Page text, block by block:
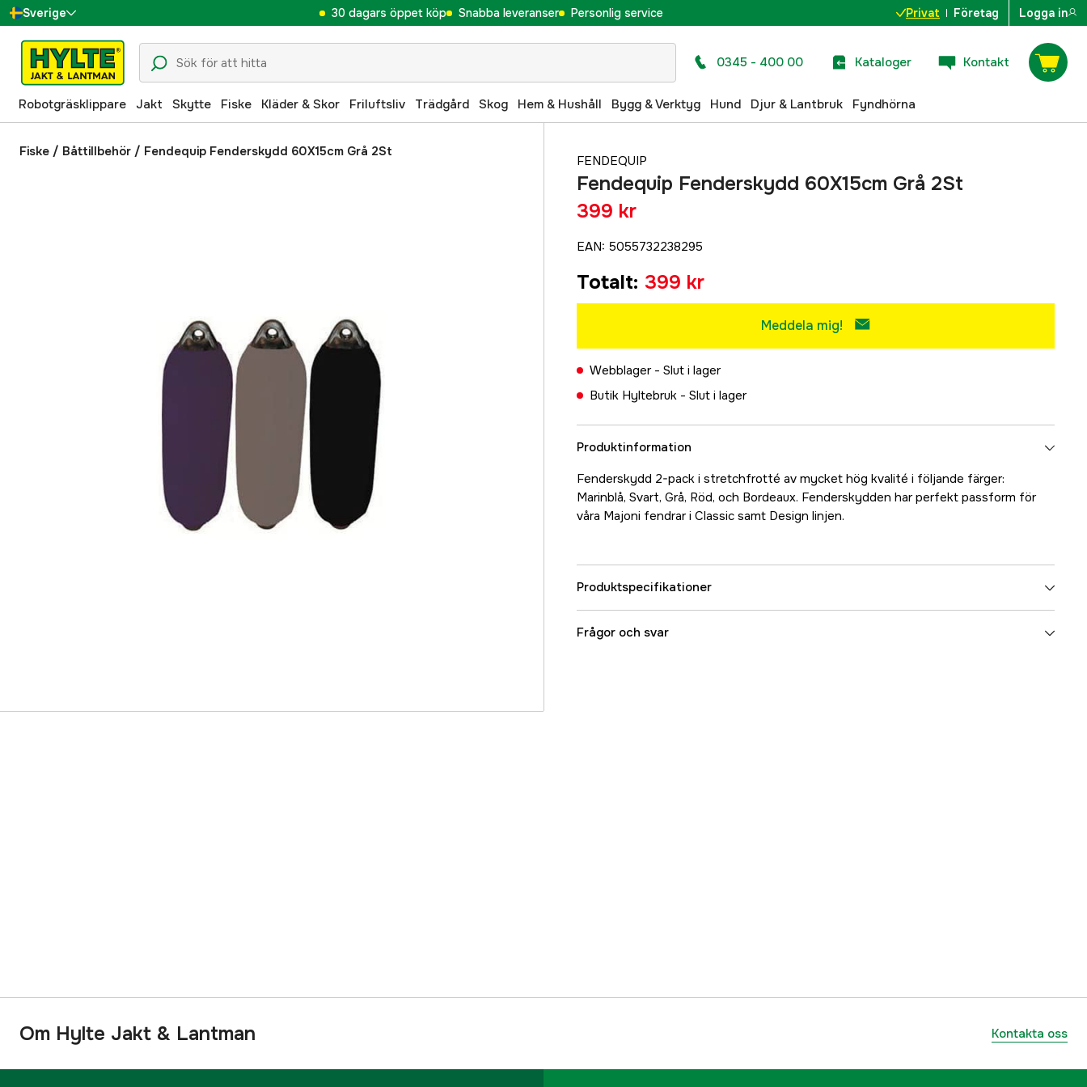
Sverige
Danmark
Suomi
Norge
Deutschland
30 dagars öppet köp Snabba leveranser Personlig service Privat Företag Logga in
0345 - 400 00 Kataloger Kontakt
Robotgräsklippare Jakt Skytte Fiske Kläder & Skor Friluftsliv Trädgård Skog Hem & Hushåll Bygg & Verktyg Hund Djur & Lantbruk Fyndhörna
Fiske / Båttillbehör / Fendequip Fenderskydd 60X15cm Grå 2St
FENDEQUIP
Fendequip Fenderskydd 60X15cm Grå 2St
399 kr
EAN: 5055732238295
Totalt: 399 kr
Meddela mig!
Webblager - Slut i lager
Butik Hyltebruk - Slut i lager
Produktinformation
Fenderskydd 2-pack i stretchfrotté av mycket hög kvalité i följande färger:
Marinblå, Svart, Grå, Röd, och Bordeaux. Fenderskydden har perfekt passform för
våra Majoni fendrar i Classic samt Design linjen.
Produktspecifikationer
Referensnummer
Frågor och svar
Om Hylte Jakt & Lantman Kontakta oss